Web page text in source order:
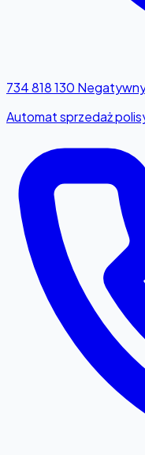
734 818 130
Automat sprzedaż